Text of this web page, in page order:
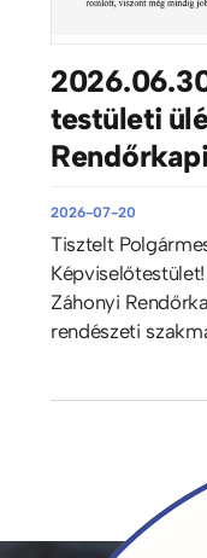
testületi
2026-07-20
Tisztelt
Záhonyi
rendészeti